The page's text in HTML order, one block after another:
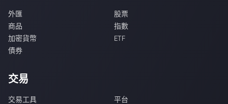
外匯
股票
商品
指數
加密貨幣
ETF
債券
交易
交易工具
平台